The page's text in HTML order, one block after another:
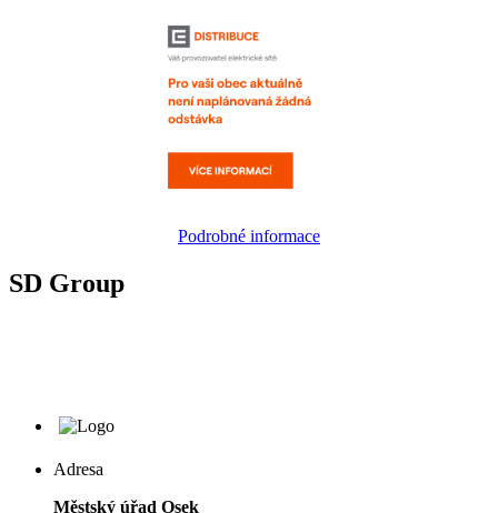
Podrobné informace
SD Group
Adresa
Městský úřad Osek